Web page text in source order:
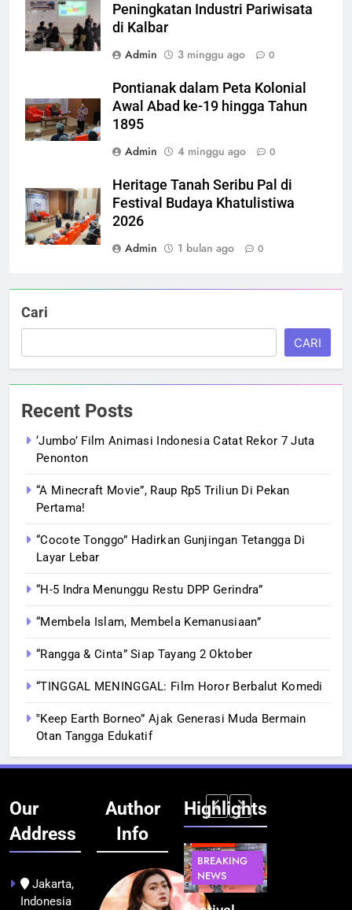
Peningkatan Industri Pariwisata
di Kalbar
Admin
3 minggu ago 0
Pontianak dalam Peta Kolonial
Awal Abad ke-19 hingga Tahun
1895
Admin
4 minggu ago 0
Heritage Tanah Seribu Pal di
Festival Budaya Khatulistiwa
2026
Admin
1 bulan ago 0
Cari
CARI
Recent Posts
‘Jumbo’ Film Animasi Indonesia Catat Rekor 7 Juta
Penonton
“A Minecraft Movie”, Raup Rp5 Triliun Di Pekan
Pertama!
“Cocote Tonggo” Hadirkan Gunjingan Tetangga Di
Layar Lebar
“H-5 Indra Menunggu Restu DPP Gerindra”
“Membela Islam, Membela Kemanusiaan”
“Rangga & Cinta” Siap Tayang 2 Oktober
“TINGGAL MENINGGAL: Film Horor Berbalut Komedi
‟Keep Earth Borneo” Ajak Generasi Muda Bermain
Otan Tangga Edukatif
Our
Address
Jakarta,
Indonesia
Author
Info
Highlights
BERITA
NEWS
TEKNOLOGI
BREAKING
NEWS